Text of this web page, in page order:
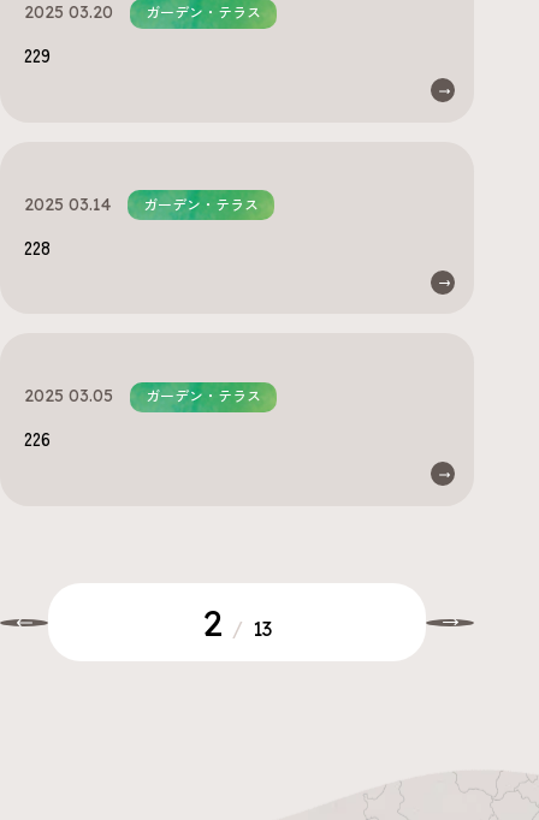
2025 03.20 ガーデン・テラス
229
2025 03.14 ガーデン・テラス
228
2025 03.05 ガーデン・テラス
226
2 / 13